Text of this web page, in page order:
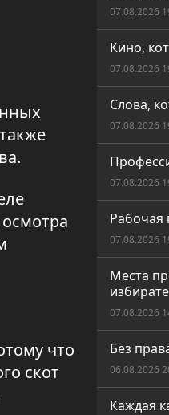
что
скот
07.08.2026
Кино,
07.08.2026
Слова,
07.08.2026
07.08.2026
Рабочая
07.08.2026
Места
07.08.2026
Без
06.08.2026
Каждая